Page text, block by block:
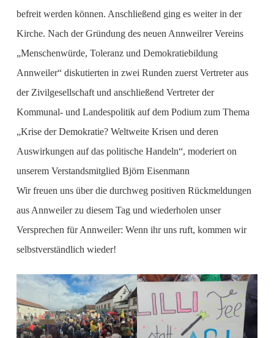
befreit werden können. Anschließend ging es weiter in der
Kirche. Nach der Gründung des neuen Annweilrer Vereins
„Menschenwürde, Toleranz und Demokratiebildung
Annweiler“ diskutierten in zwei Runden zuerst Vertreter aus
der Zivilgesellschaft und anschließend Vertreter der
Kommunal- und Landespolitik auf dem Podium zum Thema
„Krise der Demokratie? Weltweite Krisen und deren
Auswirkungen auf das politische Handeln“, moderiert on
unserem Verstandsmitglied Björn Eisenmann
Wir freuen uns über die durchweg positiven Rückmeldungen
aus Annweiler zu diesem Tag und wiederholen unser
Versprechen für Annweiler: Wenn ihr uns ruft, kommen wir
selbstverständlich wieder!